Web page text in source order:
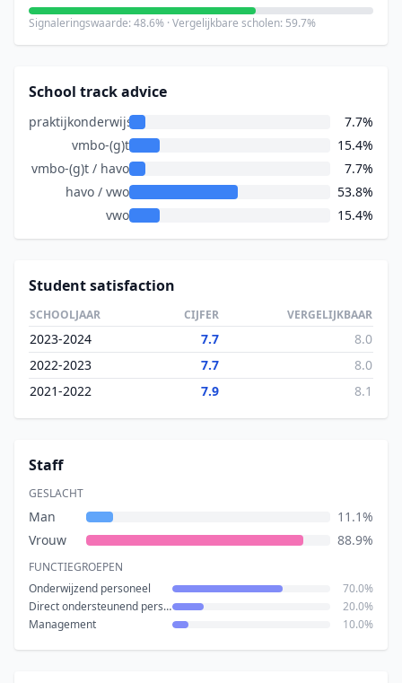
Signaleringswaarde: 48.6% · Vergelijkbare scholen: 59.7%
School track advice
praktijkonderwijs
7.7%
vmbo-(g)t
15.4%
vmbo-(g)t / havo
7.7%
havo / vwo
53.8%
vwo
15.4%
Student satisfaction
SCHOOLJAAR CIJFER VERGELIJKBAAR
2023-2024 7.7
8.0
2022-2023
7.7
8.0
2021-2022
7.9 8.1
Staff
GESLACHT
Man
11.1%
Vrouw
88.9%
FUNCTIEGROEPEN
Onderwijzend personeel
70.0%
Direct ondersteunend personeel
20.0%
Management
10.0%